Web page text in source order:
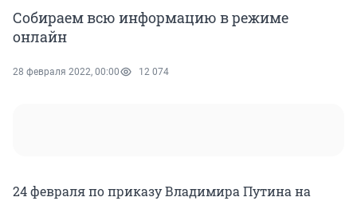
Собираем всю информацию в режиме
онлайн
28 февраля 2022, 00:00 12 074
24 февраля по приказу Владимира Путина на